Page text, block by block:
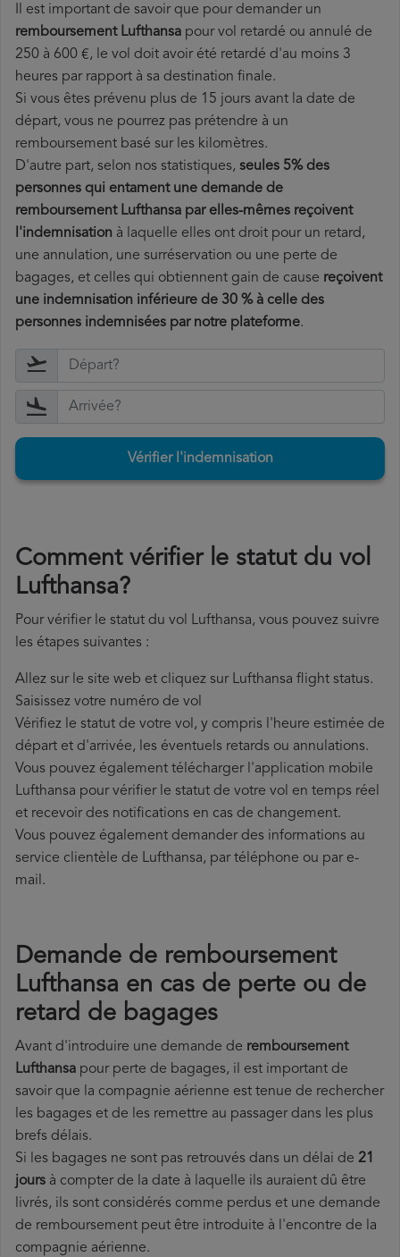
Il est important de savoir que pour demander un
remboursement Lufthansa pour vol retardé ou annulé de
250 à 600 €, le vol doit avoir été retardé d'au moins 3
heures par rapport à sa destination finale.
Si vous êtes prévenu plus de 15 jours avant la date de
départ, vous ne pourrez pas prétendre à un
remboursement basé sur les kilomètres.
D'autre part, selon nos statistiques, seules 5% des
personnes qui entament une demande de
remboursement Lufthansa par elles-mêmes reçoivent
l'indemnisation à laquelle elles ont droit pour un retard,
une annulation, une surréservation ou une perte de
bagages, et celles qui obtiennent gain de cause reçoivent
une indemnisation inférieure de 30 % à celle des
personnes indemnisées par notre plateforme.
Vérifier l'indemnisation
Comment vérifier le statut du vol
Lufthansa?
Pour vérifier le statut du vol Lufthansa, vous pouvez suivre
les étapes suivantes :
Allez sur le site web et cliquez sur Lufthansa flight status.
Saisissez votre numéro de vol
Vérifiez le statut de votre vol, y compris l'heure estimée de
départ et d'arrivée, les éventuels retards ou annulations.
Vous pouvez également télécharger l'application mobile
Lufthansa pour vérifier le statut de votre vol en temps réel
et recevoir des notifications en cas de changement.
Vous pouvez également demander des informations au
service clientèle de Lufthansa, par téléphone ou par e-
mail.
Demande de remboursement
Lufthansa en cas de perte ou de
retard de bagages
Avant d'introduire une demande de remboursement
Lufthansa pour perte de bagages, il est important de
savoir que la compagnie aérienne est tenue de rechercher
les bagages et de les remettre au passager dans les plus
brefs délais.
Si les bagages ne sont pas retrouvés dans un délai de 21
jours à compter de la date à laquelle ils auraient dû être
livrés, ils sont considérés comme perdus et une demande
de remboursement peut être introduite à l'encontre de la
compagnie aérienne.